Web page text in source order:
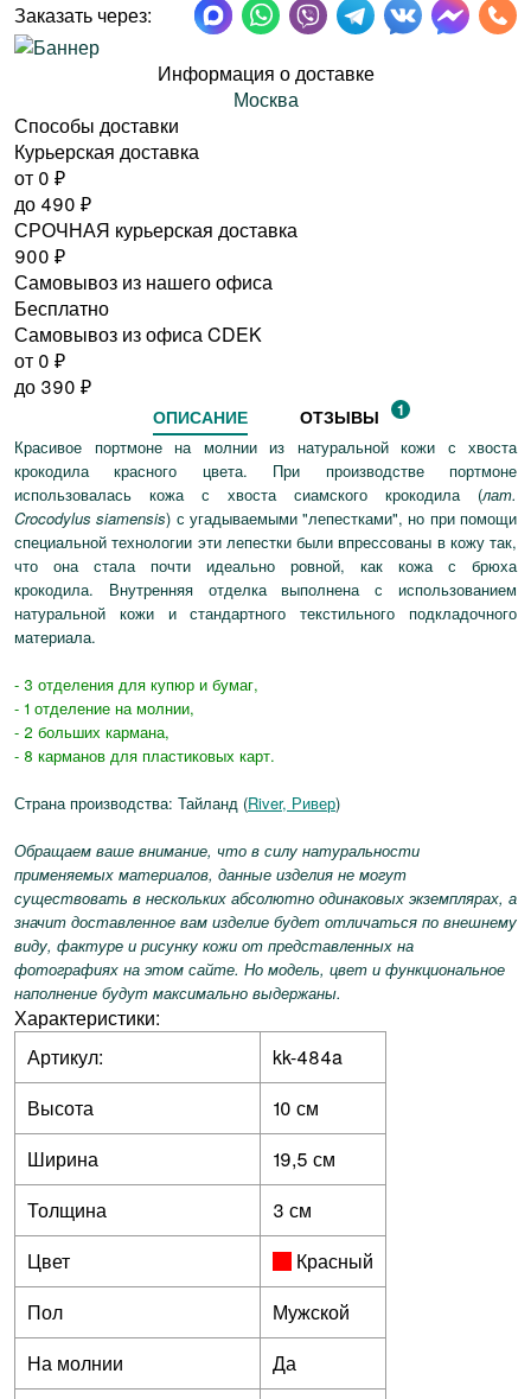
Заказать через:
Информация о доставке
Москва
Способы доставки
Курьерская доставка
от 0 ₽
до 490 ₽
СРОЧНАЯ курьерская доставка
900 ₽
Самовывоз из нашего офиса
Бесплатно
Самовывоз из офиса CDEK
от 0 ₽
до 390 ₽
ОПИСАНИЕ ОТЗЫВЫ 1
Красивое портмоне на молнии из натуральной кожи с хвоста
крокодила красного цвета. При производстве портмоне
использовалась кожа с хвоста сиамского крокодила (лат.
Crocodylus siamensis) с угадываемыми "лепестками", но при помощи
специальной технологии эти лепестки были впрессованы в кожу так,
что она стала почти идеально ровной, как кожа с брюха
крокодила. Внутренняя отделка выполнена с использованием
натуральной кожи и стандартного текстильного подкладочного
материала.
- 3 отделения для купюр и бумаг,
- 1 отделение на молнии,
- 2 больших кармана,
- 8 карманов для пластиковых карт.
Страна производства: Тайланд (River, Ривер)
Обращаем ваше внимание, что в силу натуральности
применяемых материалов, данные изделия не могут
существовать в нескольких абсолютно одинаковых экземплярах, а
значит доставленное вам изделие будет отличаться по внешнему
виду, фактуре и рисунку кожи от представленных на
фотографиях на этом сайте. Но модель, цвет и функциональное
наполнение будут максимально выдержаны.
Характеристики:
Артикул:
kk-484a
Высота
10 см
Ширина
19,5 см
Толщина
3 см
Цвет
Красный
Пол
Мужской
На молнии
Да